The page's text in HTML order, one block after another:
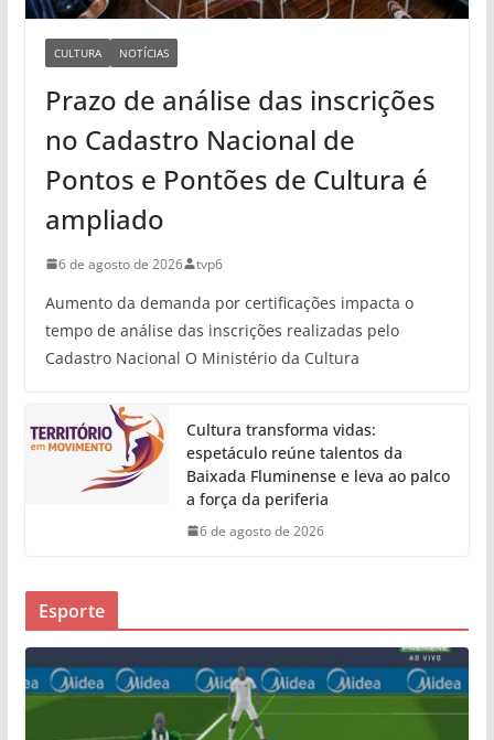
CULTURA NOTÍCIAS
Prazo de análise das inscrições
no Cadastro Nacional de
Pontos e Pontões de Cultura é
ampliado
6 de agosto de 2026 tvp6
Aumento da demanda por certificações impacta o
tempo de análise das inscrições realizadas pelo
Cadastro Nacional O Ministério da Cultura
Cultura transforma vidas:
espetáculo reúne talentos da
Baixada Fluminense e leva ao palco
a força da periferia
6 de agosto de 2026
Esporte